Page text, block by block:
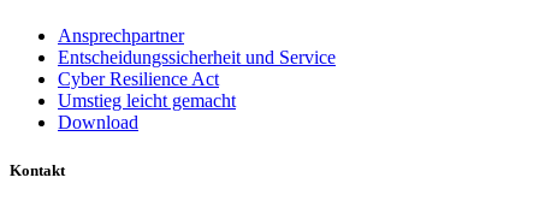
Ansprechpartner
Entscheidungssicherheit und Service
Cyber Resilience Act
Umstieg leicht gemacht
Download
Kontakt